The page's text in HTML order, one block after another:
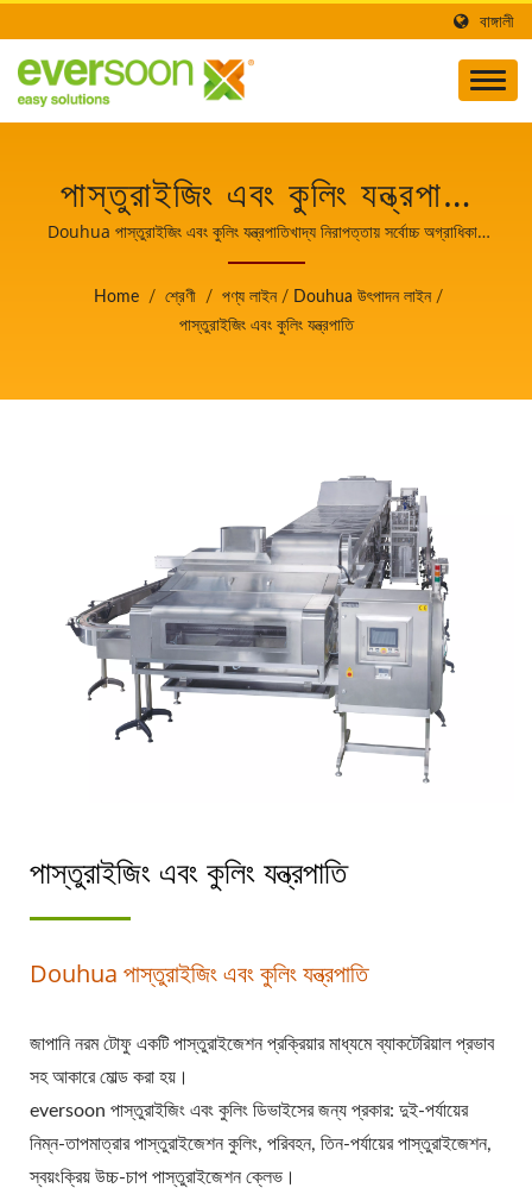
বাঙ্গালী
পাস্তুরাইজিং এবং কুলিং যন্ত্রপাতি
DOUHUA উৎপাদন লাইনের
একটি যন্ত্র।খাদ্য নিরাপত্তায়
সর্বোচ্চ অগ্রাধিকার সহ স্বয়ংক্রিয়
Douhua পাস্তুরাইজিং এবং কুলিং যন্ত্রপাতিখাদ্য নিরাপত্তায় সর্বোচ্চ অগ্রাধিকার
সহ স্বয়ংক্রিয় টোফু এবং সোয়ামিল্ক তৈরির যন্ত্রপাতির নেতা।
Home / শ্রেণী / পণ্য লাইন / Douhua উৎপাদন লাইন /
পাস্তুরাইজিং এবং কুলিং যন্ত্রপাতি
পাস্তুরাইজিং এবং কুলিং যন্ত্রপাতি
Douhua পাস্তুরাইজিং এবং কুলিং যন্ত্রপাতি
জাপানি নরম টোফু একটি পাস্তুরাইজেশন প্রক্রিয়ার মাধ্যমে ব্যাকটেরিয়াল প্রভাব
সহ আকারে মোল্ড করা হয়।
eversoon পাস্তুরাইজিং এবং কুলিং ডিভাইসের জন্য প্রকার: দুই-পর্যায়ের
নিম্ন-তাপমাত্রার পাস্তুরাইজেশন কুলিং, পরিবহন, তিন-পর্যায়ের পাস্তুরাইজেশন,
স্বয়ংক্রিয় উচ্চ-চাপ পাস্তুরাইজেশন ক্লেভ।